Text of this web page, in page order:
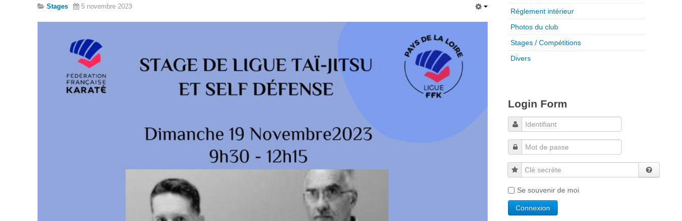
Stages 5 novembre 2023
Réglement intérieur
Photos du club
Stages / Compétitions
Divers
Login Form
Clé secrète
Se souvenir de moi